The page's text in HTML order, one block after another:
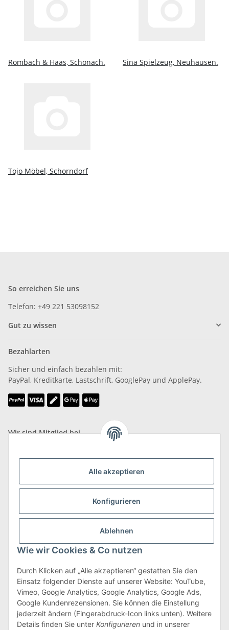
Alle akzeptieren
Konfigurieren
Ablehnen
Wie wir Cookies & Co nutzen
Durch Klicken auf „Alle akzeptieren“ gestatten Sie den
Einsatz folgender Dienste auf unserer Website: YouTube,
Vimeo, Google Analytics, Google Analytics, Google Ads,
Google Kundenrezensionen. Sie können die Einstellung
jederzeit ändern (Fingerabdruck-Icon links unten). Weitere
Details finden Sie unter Konfigurieren und in unserer
Rombach & Haas, Schonach. Sina Spielzeug, Neuhausen.
Tojo Möbel, Schorndorf
So erreichen Sie uns
Telefon: +49 221 53098152
Gut zu wissen
Bezahlarten
Sicher und einfach bezahlen mit:
PayPal, Kreditkarte, Lastschrift, GooglePay und ApplePay.
Wir sind Mitglied bei
mehr zu Versand & Retoure
Gesetzliche Informationen